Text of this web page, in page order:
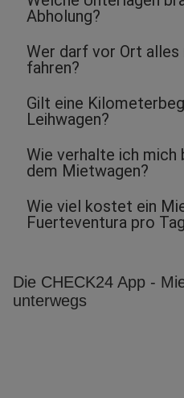
Abholung?
Wer darf vor Ort
fahren?
Gilt eine
Leihwagen?
Wie verhalte ich mich
dem Mietwagen?
Wie viel kostet ein
Fuerteventura pro
Die CHECK24 App -
unterwegs